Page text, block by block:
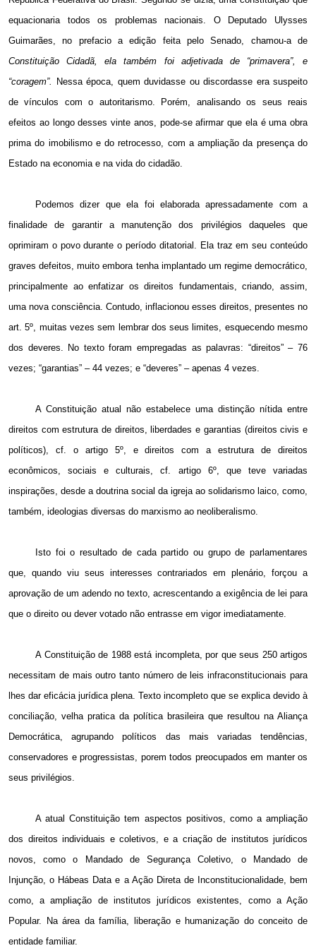
equacionaria todos os problemas nacionais. O Deputado Ulysses
Guimarães, no prefacio a edição feita pelo Senado, chamou-a de
Constituição Cidadã, ela também foi adjetivada de “primavera”, e
“coragem”.
Nessa época, quem duvidasse ou discordasse era suspeito
de vínculos com o autoritarismo. Porém, analisando os seus reais
efeitos ao longo desses vinte anos, pode-se afirmar que ela é uma obra
prima do imobilismo e do retrocesso, com a ampliação da presença do
Estado na economia e na vida do cidadão.
Podemos dizer que ela foi elaborada apressadamente com a
finalidade de garantir a manutenção dos privilégios daqueles que
oprimiram o povo durante o período ditatorial. Ela traz em seu conteúdo
graves defeitos, muito embora tenha implantado um regime democrático,
principalmente ao enfatizar os direitos fundamentais, criando, assim,
uma nova consciência. Contudo, inflacionou esses direitos, presentes no
art. 5º, muitas vezes sem lembrar dos seus limites, esquecendo mesmo
dos deveres. No texto foram empregadas as palavras: “direitos” – 76
vezes; “garantias” – 44 vezes; e “deveres” – apenas 4 vezes.
A Constituição atual não estabelece uma distinção nítida entre
direitos com estrutura de direitos, liberdades e garantias (direitos civis e
políticos), cf. o artigo 5º, e direitos com a estrutura de direitos
econômicos, sociais e culturais, cf. artigo 6º, que teve variadas
inspirações, desde a doutrina social da igreja ao solidarismo laico, como,
também, ideologias diversas do marxismo ao neoliberalismo.
Isto foi o resultado de cada partido ou grupo de parlamentares
que, quando viu seus interesses contrariados em plenário, forçou a
aprovação de um adendo no texto, acrescentando a exigência de lei para
que o direito ou dever votado não entrasse em vigor imediatamente.
A Constituição de 1988 está incompleta, por que seus 250 artigos
necessitam de mais outro tanto número de leis infraconstitucionais para
lhes dar eficácia jurídica plena. Texto incompleto que se explica devido à
conciliação, velha pratica da política brasileira que resultou na Aliança
Democrática, agrupando políticos das mais variadas tendências,
conservadores e progressistas, porem todos preocupados em manter os
seus privilégios.
A atual Constituição tem aspectos positivos, como a ampliação
dos direitos individuais e coletivos, e a criação de institutos jurídicos
novos, como o Mandado de Segurança Coletivo, o Mandado de
Injunção, o Hábeas Data e a Ação Direta de Inconstitucionalidade, bem
como, a ampliação de institutos jurídicos existentes, como a Ação
Popular. Na área da família, liberação e humanização do conceito de
entidade familiar.